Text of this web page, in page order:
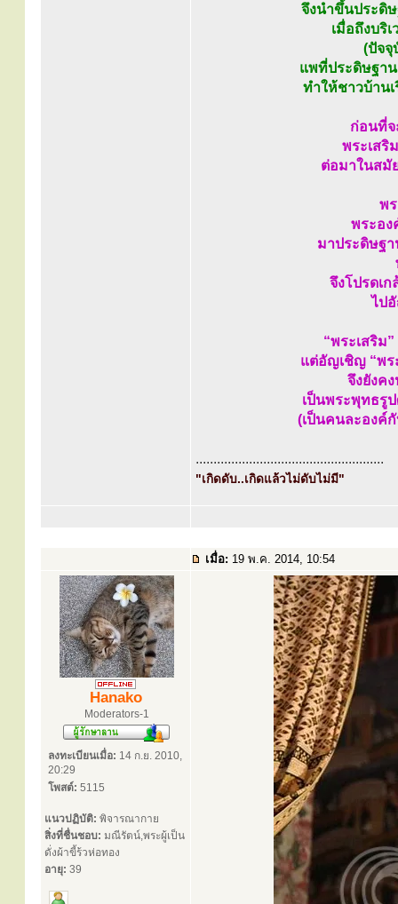
จึงนำขึ้นประดิ
เมื่อถึงบริ
(ปัจจุ
แพที่ประดิษฐา
ทำให้ชาวบ้าน
ก่อนที่
พระเสริ
ต่อมาในสมั
พ
พระอง
มาประดิษฐ
จึงโปรดเ
ไป
“พระเสริม
แต่อัญเชิญ “พร
จึงยังค
เป็นพระพุทธรู
(เป็นคนละองค์
.....................................................
"เกิดดับ..เกิดแล้วไม่ดับไม่มี"
เมื่อ: 19 พ.ค. 2014, 10:54
Hanako
Moderators-1
ลงทะเบียนเมื่อ: 14 ก.ย. 2010,
20:29
โพสต์: 5115
แนวปฏิบัติ: พิจารณากาย
สิ่งที่ชื่นชอบ: มณีรัตน์,พระผู้เป็น
ดั่งผ้าขี้ร้วห่อทอง
อายุ: 39